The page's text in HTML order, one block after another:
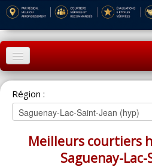
ACCUEIL
MONTRÉAL
QUÉBEC
LAVAL
Région :
Meilleurs courtiers
Saguenay-Lac-